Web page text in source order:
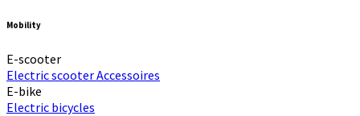
Mobility
E-scooter
Electric scooterAccessoires
E-bike
Electric bicycles